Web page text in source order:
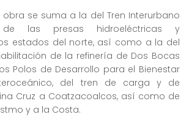
se suma a la del Tren Interurbano
de las presas hidroeléctricas y
estados del norte, así como a la del
de la refinería de Dos Bocas
Polos de Desarrollo para el Bienestar
del tren de carga y de
Cruz a Coatzacoalcos, así como de
y a la Costa.